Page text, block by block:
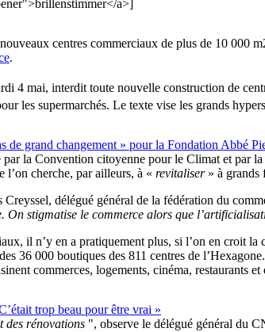
a>]
centres commerciaux de plus de 10 000
.
4 mai, interdit toute nouvelle construction de
les supermarchés. Le texte vise les grands
de grand changement » pour la Fondation Abbé
la Convention citoyenne pour le Climat et par
l’on cherche, par ailleurs, à « revitaliser» à grands
Creyssel, délégué général de la fédération du
On stigmatise le commerce alors que
il n’y en a pratiquement plus, si l’on en croit
36 000 boutiques des 811 centres de
commerces, logements, cinéma, restaurants et
trop beau pour être vrai »
des rénovations
​, observe le délégué général du